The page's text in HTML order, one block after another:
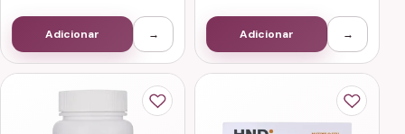
Adicionar → Adicionar →